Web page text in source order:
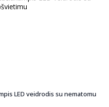
LED veidrodis su nematomu